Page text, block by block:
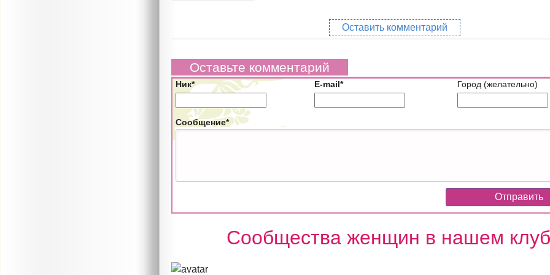
Оставить комментарий
Оставьте комментарий
Ник* E-mail* Город (желательно)
Сообщение*
Сообщества женщин в нашем